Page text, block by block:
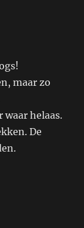
maar zo
waar helaas.
De